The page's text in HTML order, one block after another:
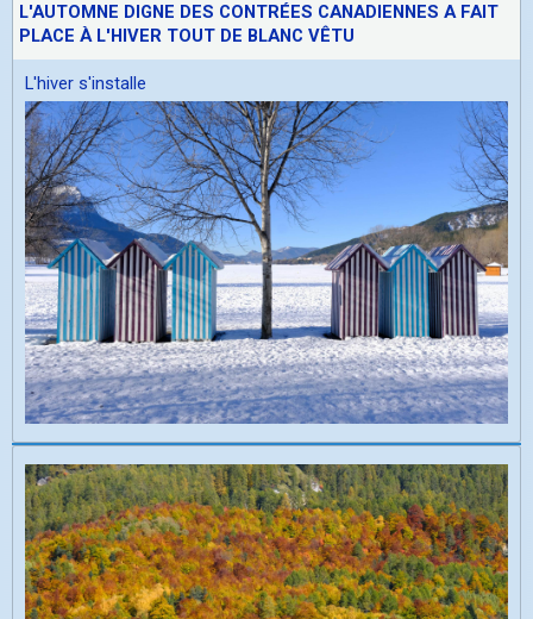
L'AUTOMNE DIGNE DES CONTRÉES CANADIENNES A FAIT
PLACE À L'HIVER TOUT DE BLANC VÊTU
L'hiver s'installe